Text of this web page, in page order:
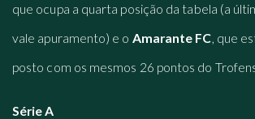
que ocupa a quarta posição da tabela (a
vale apuramento) e o Amarante FC, que
posto com os mesmos 26 pontos do
Série A